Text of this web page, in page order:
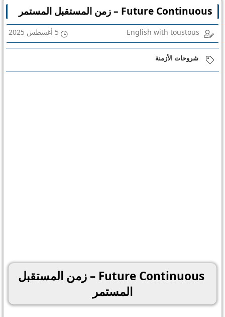
Future Continuous – زمن المستقبل المستمر
English with toustous 5 أغسطس 2025
شروحات الأزمنة
Future Continuous – زمن المستقبل
المستمر